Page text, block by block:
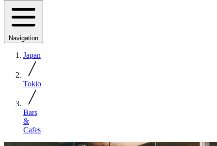
Navigation
Japan
Tokio
Bars
&
Cafes